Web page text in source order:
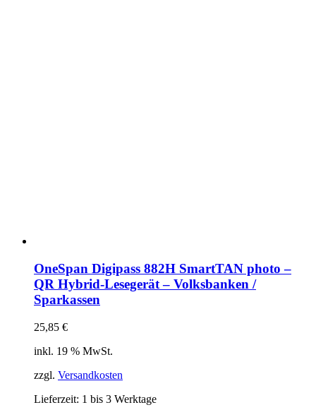
OneSpan Digipass 882H SmartTAN photo –
QR Hybrid-Lesegerät – Volksbanken /
Sparkassen
25,85 €
inkl. 19 % MwSt.
zzgl. Versandkosten
Lieferzeit: 1 bis 3 Werktage